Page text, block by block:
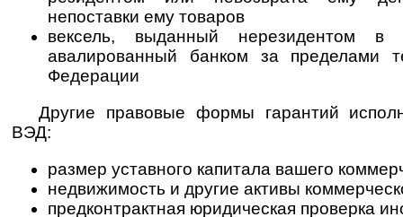
непоставки ему товаров
вексель, выданный нерезидентом в
авалированный банком за пределами
Федерации
Другие правовые формы гарантий
ВЭД:
размер уставного капитала вашего
недвижимость и другие активы
предконтрактная юридическая проверка